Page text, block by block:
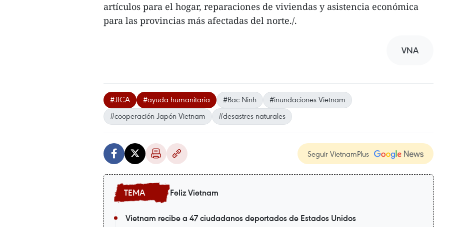
artículos para el hogar, reparaciones de viviendas y asistencia económica
para las provincias más afectadas del norte./.
VNA
#JICA #ayuda humanitaria #Bac Ninh
#inundaciones Vietnam
#cooperación Japón-Vietnam
#desastres naturales
Seguir VietnamPlus
Feliz Vietnam
Vietnam recibe a 47 ciudadanos deportados de Estados Unidos